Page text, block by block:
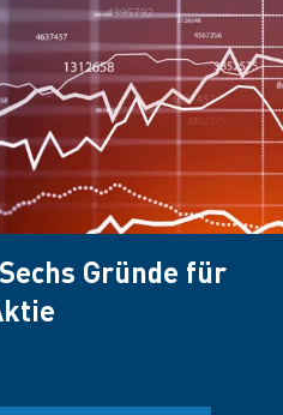
Gründe für